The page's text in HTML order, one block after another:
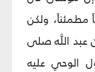
مطمئناً، ولكن
عبد اللَّه صلى
الوحي عليه